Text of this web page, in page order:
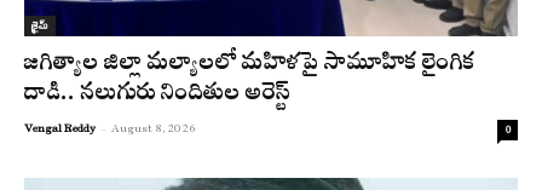
క్రైమ్
జగిత్యాల జిల్లా మల్యాలలో మహిళపై సామూహిక లైంగిక
దాడి.. నలుగురు నిందితుల అరెస్ట్
Vengal Reddy - August 8, 2026 0